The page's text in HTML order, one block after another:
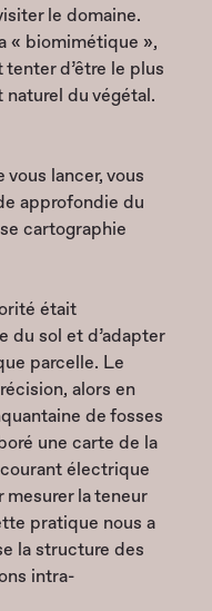
le domaine.
« biomimétique »,
d’être le plus
du végétal.
vous lancer, vous
approfondie du
cartographie
était
du sol et d’adapter
parcelle. Le
alors en
de fosses
une carte de la
électrique
la teneur
pratique nous a
la structure des
intra-